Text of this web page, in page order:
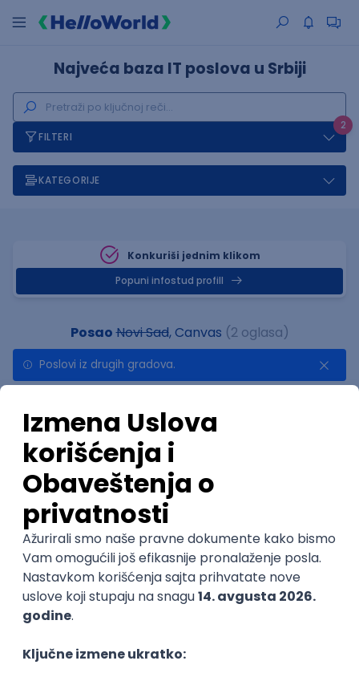
Najveća baza IT poslova u Srbiji
2
FILTERI
KATEGORIJE
Konkuriši jednim klikom
Popuni infostud profill
PosaoNovi Sad, Canvas (2 oglasa)
Poslovi iz drugih gradova.
Game Developer
Tria d.o.o.
Beograd | Hibrid
12.08.2026.
JavaScript HTML5 Git
Unity
Intermediate @
POSLOVI NA MAIL
KATEGORIJA
TEHNOLOGIJA
SENIORITET
NAČIN RADA